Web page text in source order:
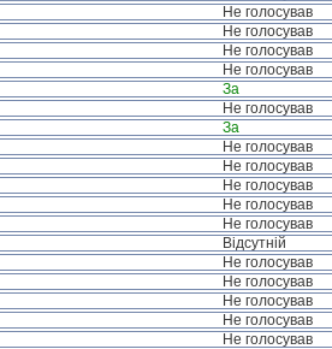
Не голосував
Не голосував
Не голосував
Не голосував
За
Не голосував
За
Не голосував
Не голосував
Не голосував
Не голосував
Не голосував
Відсутній
Не голосував
Не голосував
Не голосував
Не голосував
Не голосував